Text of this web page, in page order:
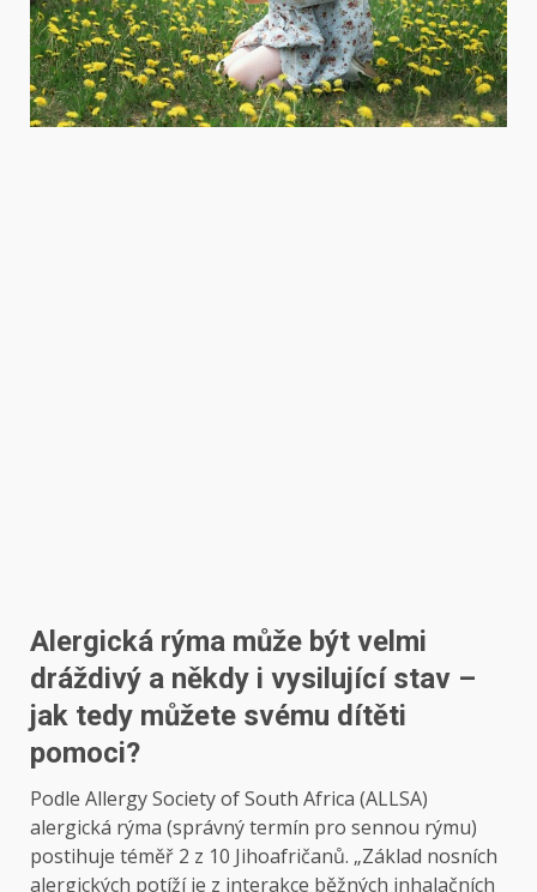
Alergická rýma může být velmi
dráždivý a někdy i vysilující stav –
jak tedy můžete svému dítěti
pomoci?
Podle Allergy Society of South Africa (ALLSA)
alergická rýma (správný termín pro sennou rýmu)
postihuje téměř 2 z 10 Jihoafričanů. „Základ nosních
alergických potíží je z interakce běžných inhalačních